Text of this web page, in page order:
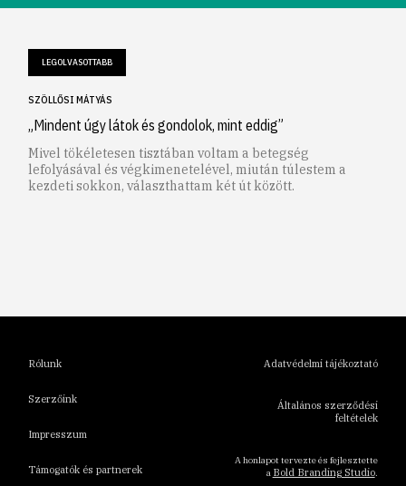
LEGOLVASOTTABB
SZÖLLŐSI MÁTYÁS
„Mindent úgy látok és gondolok, mint eddig”
Mivel tökéletesen tisztában voltam a betegség
lefolyásával és végkimenetelével, miután túlestem a
kezdeti sokkon, választhattam két út között.
Rólunk
Szerzőink
Impresszum
Támogatók és partnerek
Adatvédelmi tájékoztató
Általános szerződési
feltételek
A honlapot tervezte és fejlesztette
a Bold Branding Studio.